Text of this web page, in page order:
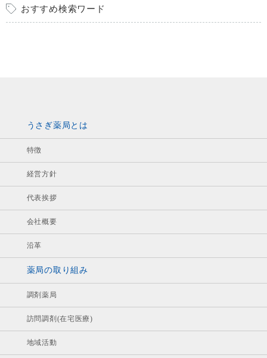
おすすめ検索ワード
うさぎ薬局とは
特徴
経営方針
代表挨拶
会社概要
沿革
薬局の取り組み
調剤薬局
訪問調剤(在宅医療)
地域活動